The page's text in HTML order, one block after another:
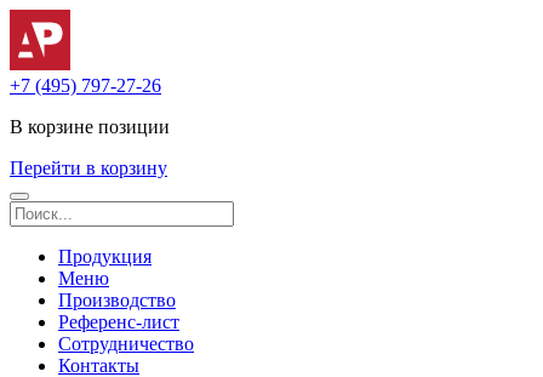
+7 (495) 797-27-26
В корзине позиции
Перейти в корзину
Продукция
Меню
Производство
Референс-лист
Сотрудничество
Контакты